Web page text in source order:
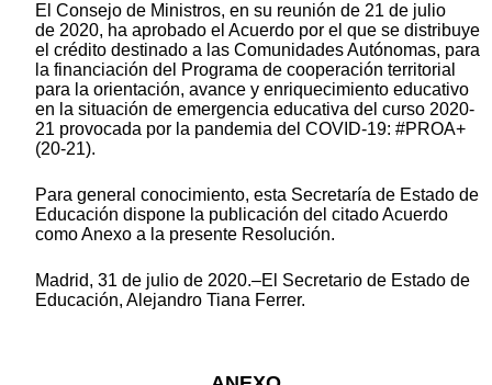
El Consejo de Ministros, en su reunión de 21 de julio
de 2020, ha aprobado el Acuerdo por el que se distribuye
el crédito destinado a las Comunidades Autónomas, para
la financiación del Programa de cooperación territorial
para la orientación, avance y enriquecimiento educativo
en la situación de emergencia educativa del curso 2020-
21 provocada por la pandemia del COVID-19: #PROA+
(20-21).
Para general conocimiento, esta Secretaría de Estado de
Educación dispone la publicación del citado Acuerdo
como Anexo a la presente Resolución.
Madrid, 31 de julio de 2020.–El Secretario de Estado de
Educación, Alejandro Tiana Ferrer.